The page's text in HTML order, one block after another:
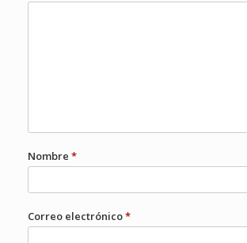
Nombre *
Correo electrónico*